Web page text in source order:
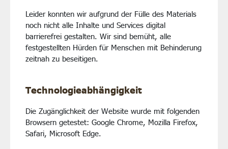
Leider konnten wir aufgrund der Fülle des Materials
noch nicht alle Inhalte und Services digital
barrierefrei gestalten. Wir sind bemüht, alle
festgestellten Hürden für Menschen mit Behinderung
zeitnah zu beseitigen.
Technologieabhängigkeit
Die Zugänglichkeit der Website wurde mit folgenden
Browsern getestet: Google Chrome, Mozilla Firefox,
Safari, Microsoft Edge.